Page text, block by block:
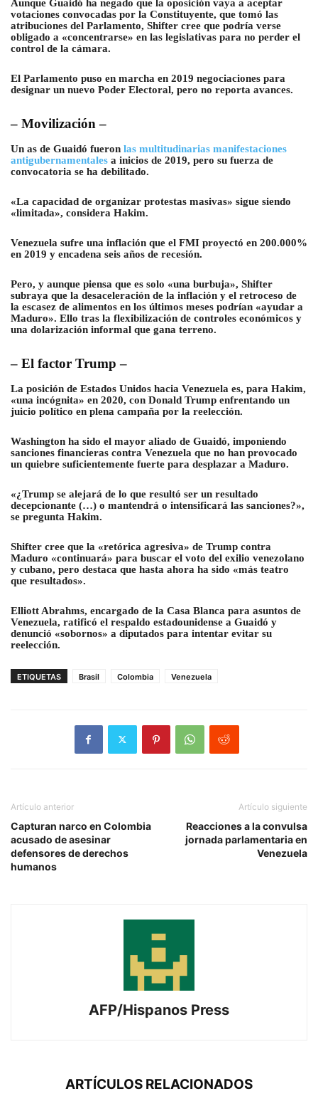
Aunque Guaidó ha negado que la oposición vaya a aceptar
votaciones convocadas por la Constituyente, que tomó las
atribuciones del Parlamento, Shifter cree que podría verse
obligado a «concentrarse» en las legislativas para no perder el
control de la cámara.
El Parlamento puso en marcha en 2019 negociaciones para
designar un nuevo Poder Electoral, pero no reporta avances.
– Movilización –
Un as de Guaidó fueron las multitudinarias manifestaciones
antigubernamentales a inicios de 2019, pero su fuerza de
convocatoria se ha debilitado.
«La capacidad de organizar protestas masivas» sigue siendo
«limitada», considera Hakim.
Venezuela sufre una inflación que el FMI proyectó en 200.000%
en 2019 y encadena seis años de recesión.
Pero, y aunque piensa que es solo «una burbuja», Shifter
subraya que la desaceleración de la inflación y el retroceso de
la escasez de alimentos en los últimos meses podrían «ayudar a
Maduro». Ello tras la flexibilización de controles económicos y
una dolarización informal que gana terreno.
– El factor Trump –
La posición de Estados Unidos hacia Venezuela es, para Hakim,
«una incógnita» en 2020, con Donald Trump enfrentando un
juicio político en plena campaña por la reelección.
Washington ha sido el mayor aliado de Guaidó, imponiendo
sanciones financieras contra Venezuela que no han provocado
un quiebre suficientemente fuerte para desplazar a Maduro.
«¿Trump se alejará de lo que resultó ser un resultado
decepcionante (…) o mantendrá o intensificará las sanciones?»,
se pregunta Hakim.
Shifter cree que la «retórica agresiva» de Trump contra
Maduro «continuará» para buscar el voto del exilio venezolano
y cubano, pero destaca que hasta ahora ha sido «más teatro
que resultados».
Elliott Abrahms, encargado de la Casa Blanca para asuntos de
Venezuela, ratificó el respaldo estadounidense a Guaidó y
denunció «sobornos» a diputados para intentar evitar su
reelección.
ETIQUETAS Brasil Colombia Venezuela
Artículo anterior
Capturan narco en Colombia
acusado de asesinar
defensores de derechos
humanos
Artículo siguiente
Reacciones a la convulsa
jornada parlamentaria en
Venezuela
AFP/Hispanos Press
ARTÍCULOS RELACIONADOS